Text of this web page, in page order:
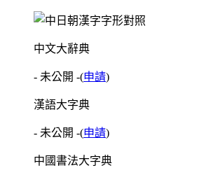
中文大辭典
- 未公開 -(申請)
漢語大字典
- 未公開 -(申請)
中國書法大字典